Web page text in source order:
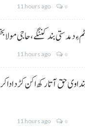
11 hours ago 0
ءِ دمدستی بند کننگے، حاجی مولا
11 hours ago 0
حق آتا رکھ اکن کڑد ادا
11 hours ago 0